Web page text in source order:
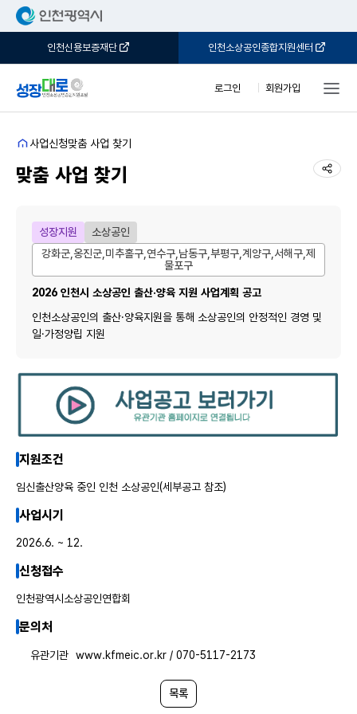
인천신용보증재단 인천소상공인종합지원센터
로그인 회원가입
홈
사업신청맞춤 사업 찾기
맞춤 사업 찾기 공
성장지원
소상공인
강화군,옹진군,미추홀구,연수구,남동구,부평구,계양구,서해구,제
물포구
2026 인천시 소상공인 출산·양육 지원 사업계획 공고
인천소상공인의 출산·양육지원을 통해 소상공인의 안정적인 경영 및
일·가정양립 지원
지원조건
임신출산양육 중인 인천 소상공인(세부공고 참조)
사업시기
2026.6. ~ 12.
신청접수
인천광역시소상공인연합회
문의처
유관기관 www.kfmeic.or.kr / 070-5117-2173
목록